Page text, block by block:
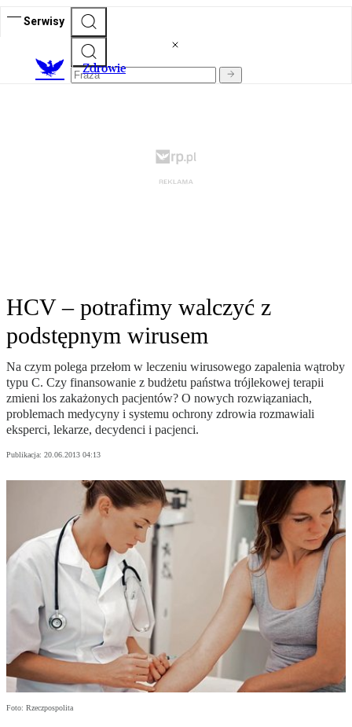
Serwisy
Zdrowie
HCV – potrafimy walczyć z
podstępnym wirusem
Na czym polega przełom w leczeniu wirusowego zapalenia wątroby
typu C. Czy finansowanie z budżetu państwa trójlekowej terapii
zmieni los zakażonych pacjentów? O nowych rozwiązaniach,
problemach medycyny i systemu ochrony zdrowia rozmawiali
eksperci, lekarze, decydenci i pacjenci.
Publikacja: 20.06.2013 04:13
Foto: Rzeczpospolita